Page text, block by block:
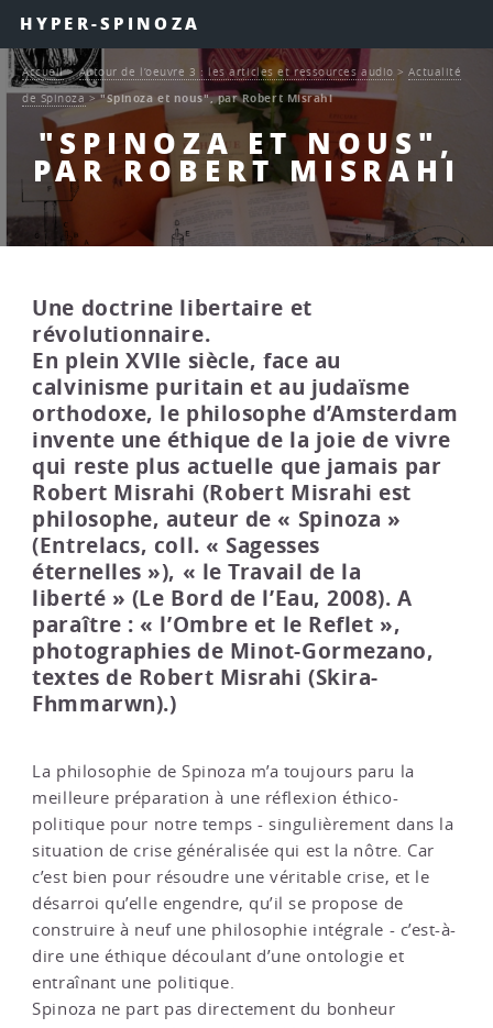
HYPER-SPINOZA
"SPINOZA ET NOUS",
PAR ROBERT MISRAHI
Accueil>Autour de l’oeuvre 3 : les articles et ressources audio >Actualité
de Spinoza>"Spinoza et nous", par Robert Misrahi
Une doctrine libertaire et
révolutionnaire.
En plein XVIIe siècle, face au
calvinisme puritain et au judaïsme
orthodoxe, le philosophe d’Amsterdam
invente une éthique de la joie de vivre
qui reste plus actuelle que jamais par
Robert Misrahi (Robert Misrahi est
philosophe, auteur de « Spinoza »
(Entrelacs, coll. « Sagesses
éternelles »), « le Travail de la
liberté » (Le Bord de l’Eau, 2008). A
paraître : « l’Ombre et le Reflet »,
photographies de Minot-Gormezano,
textes de Robert Misrahi (Skira-
Fhmmarwn).)
La philosophie de Spinoza m’a toujours paru la
meilleure préparation à une réflexion éthico-
politique pour notre temps - singulièrement dans la
situation de crise généralisée qui est la nôtre. Car
c’est bien pour résoudre une véritable crise, et le
désarroi qu’elle engendre, qu’il se propose de
construire à neuf une philosophie intégrale - c’est-à-
dire une éthique découlant d’une ontologie et
entraînant une politique.
Spinoza ne part pas directement du bonheur